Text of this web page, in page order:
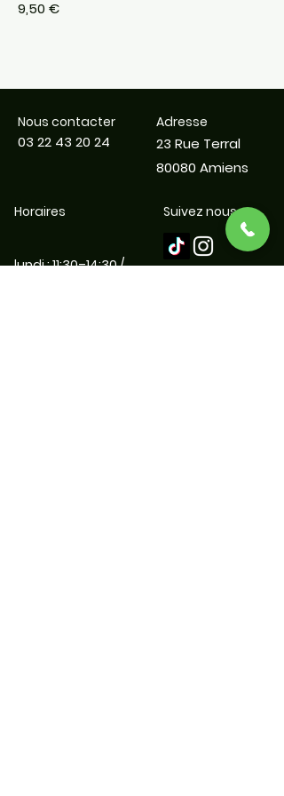
9,50 €
Nous contacter
03 22 43 20 24
Adresse
23 Rue Terral
80080 Amiens
Horaires
lundi : 11:30–14:30 /
Suivez nous